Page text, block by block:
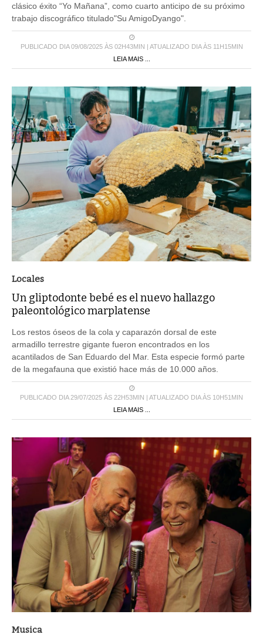
clásico éxito “Yo Mañana”, como cuarto anticipo de su próximo
trabajo discográfico titulado"Su AmigoDyango".
PUBLICADO DIA 09/08/2025 ÀS 02H43MIN | ATUALIZADO DIA ÀS 11H15MIN
LEIA MAIS ...
Locales
Un gliptodonte bebé es el nuevo hallazgo
paleontológico marplatense
Los restos óseos de la cola y caparazón dorsal de este
armadillo terrestre gigante fueron encontrados en los
acantilados de San Eduardo del Mar. Esta especie formó parte
de la megafauna que existió hace más de 10.000 años.
PUBLICADO DIA 29/07/2025 ÀS 22H53MIN | ATUALIZADO DIA ÀS 10H51MIN
LEIA MAIS ...
Musica